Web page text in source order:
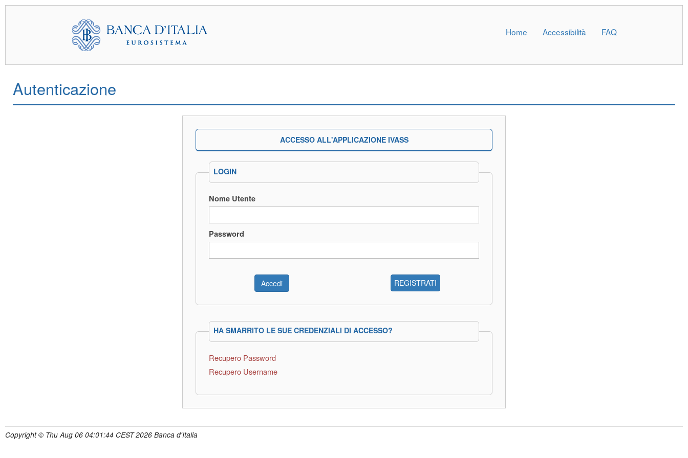
Home Accessibilità FAQ
Autenticazione
ACCESSO ALL'APPLICAZIONE IVASS
LOGIN
Nome Utente
Password
REGISTRATI
HA SMARRITO LE SUE CREDENZIALI DI ACCESSO?
Recupero Password
Recupero Username
Copyright © Thu Aug 06 04:01:44 CEST 2026 Banca d'Italia